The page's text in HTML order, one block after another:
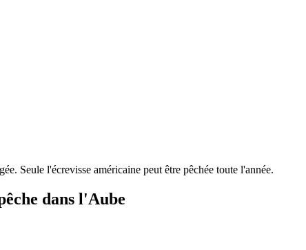
Seule l'écrevisse américaine peut être pêchée toute l'année.
dans l'Aube